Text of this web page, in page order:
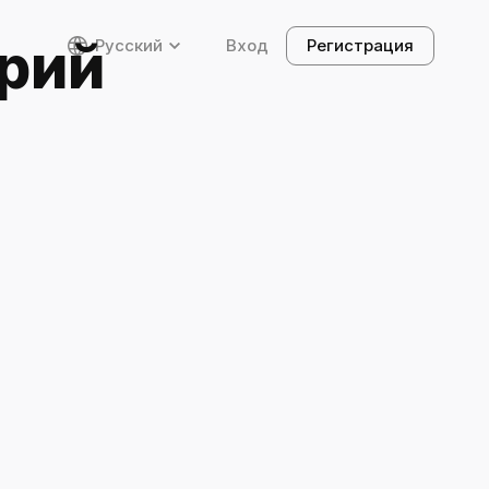
Русский Вход Регистрация
Продолжить с этим шаблоном